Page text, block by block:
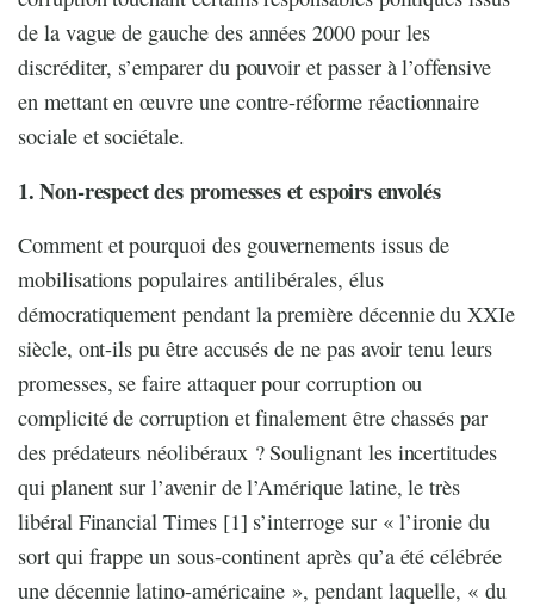
de la vague de gauche des années 2000 pour les
discréditer, s’emparer du pouvoir et passer à l’offensive
en mettant en œuvre une contre-réforme réactionnaire
sociale et sociétale.
1. Non-respect des promesses et espoirs envolés
Comment et pourquoi des gouvernements issus de
mobilisations populaires antilibérales, élus
démocratiquement pendant la première décennie du XXIe
siècle, ont-ils pu être accusés de ne pas avoir tenu leurs
promesses, se faire attaquer pour corruption ou
complicité de corruption et finalement être chassés par
des prédateurs néolibéraux ? Soulignant les incertitudes
qui planent sur l’avenir de l’Amérique latine, le très
libéral Financial Times [1] s’interroge sur « l’ironie du
sort qui frappe un sous-continent après qu’a été célébrée
une décennie latino-américaine », pendant laquelle, « du